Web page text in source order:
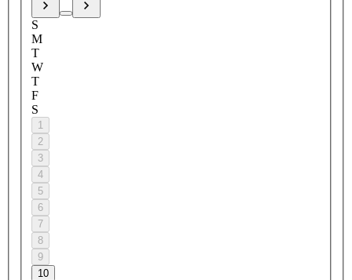
S
M
T
W
T
F
S
1
2
3
4
5
6
7
8
9
10